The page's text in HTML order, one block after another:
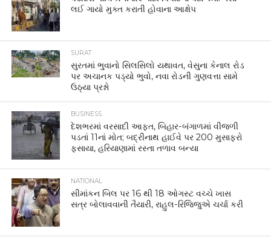
લઈ ગાયો મુક્ત કરાતી હોવાના આક્ષેપ
SURAT
સુરતમાં ભુવાનો સિલસિલો યથાવત, વેસુના કેનાલ રોડ
પર અચાનક પડ્યો ભુવો, નવા રોડની ગુણવત્તા સામે
ઉઠ્યા પ્રશ્નો
BUSINESS
દેશભરમાં વરસાદી આફત, બિહાર-બંગાળમાં વીજળી
પડતાં 11નાં મોત; બદ્રીનાથ હાઈવે પર 200 મુસાફરો
ફસાયા, હરિયાણામાં રસ્તા તળાવ બન્યા
NATIONAL
સીમાંકન બિલ પર 16 થી 18 ઓગસ્ટ વચ્ચે ખાસ
સત્ર બોલાવવાની તૈયારી, રાહુલ-રિજિજુએ ચર્ચા કરી